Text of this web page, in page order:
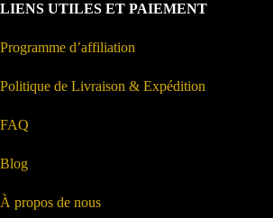
LIENS UTILES ET PAIEMENT
Programme d’affiliation
Politique de Livraison & Expédition
FAQ
Blog
À propos de nous